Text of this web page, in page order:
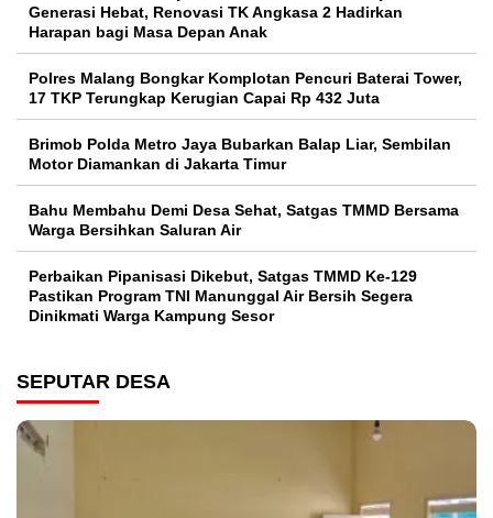
Generasi Hebat, Renovasi TK Angkasa 2 Hadirkan
Harapan bagi Masa Depan Anak
Polres Malang Bongkar Komplotan Pencuri Baterai Tower,
17 TKP Terungkap Kerugian Capai Rp 432 Juta
Brimob Polda Metro Jaya Bubarkan Balap Liar, Sembilan
Motor Diamankan di Jakarta Timur
Bahu Membahu Demi Desa Sehat, Satgas TMMD Bersama
Warga Bersihkan Saluran Air
Perbaikan Pipanisasi Dikebut, Satgas TMMD Ke-129
Pastikan Program TNI Manunggal Air Bersih Segera
Dinikmati Warga Kampung Sesor
SEPUTAR DESA